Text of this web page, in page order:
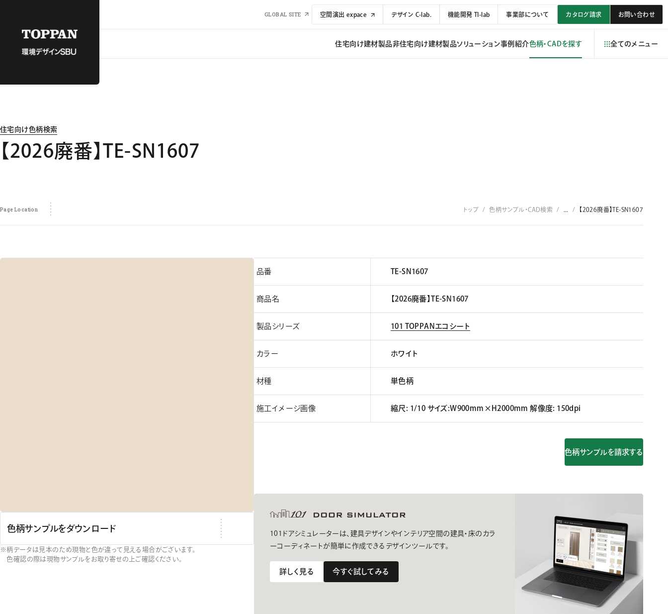
GLOBAL SITE 空間演出 expace デザイン C-lab. 機能開発 TI-lab 事業部について カタログ請求 お問い合わせ
住宅向け建材​​製品非住宅向け建材​​製品ソリューション事例紹介色柄・CADを探す 全てのメニュー
住宅向け色柄検索
【2026廃番】TE-SN1607
Page Location トップ 色柄サンプル・CAD検索 【2026廃番】TE-SN1607
色柄サンプルをダウンロード
柄データは見本のため現物と色が違って見える場合がございます。
色確認の際は現物サンプルをお取り寄せの上ご確認ください。
品番 TE-SN1607
商品名 【2026廃番】TE-SN1607
製品シリーズ 101 TOPPANエコシート
カラー ホワイト
材種 単色柄
施工イメージ画像 縮尺: 1/10 サイズ:W900mm×H2000mm 解像度: 150dpi
色柄サンプルを請求する
101ドアシミュレーターは、建具デザインやインテリア空間の建具・床のカラ
ーコーディネートが簡単に作成できるデザインツールです。
詳しく見る 今すぐ試してみる